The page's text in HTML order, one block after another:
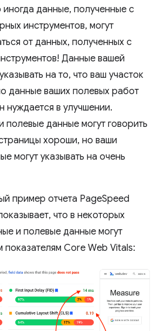
данные, полученные с
инструментов, могут
от данных, полученных с
Данные вашей
на то, что ваш участок
данные ваших полевых работ
нуждается в улучшении.
полевые данные могут говорить
хороши, но ваши
могут указывать на очень
пример отчета PageSpeed
что в некоторых
и полевые данные могут
показателям Core Web Vitals: